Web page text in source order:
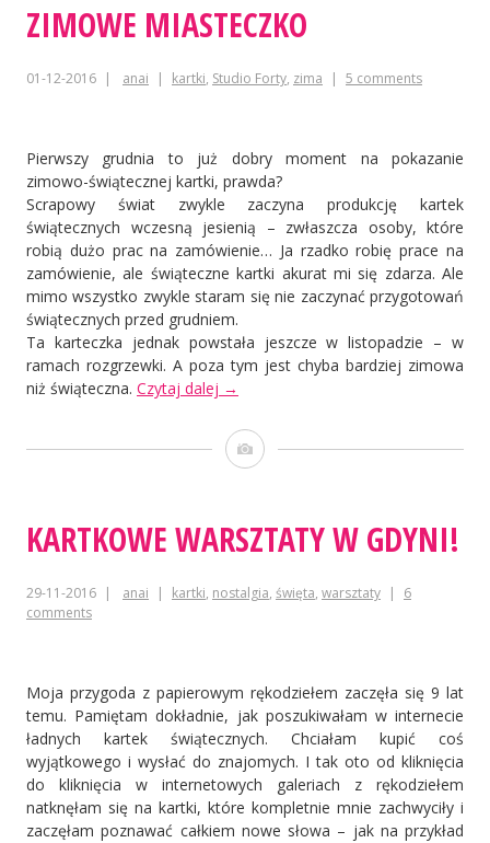
ZIMOWE MIASTECZKO
01-12-2016 anai kartki, Studio Forty, zima 5 comments
Pierwszy grudnia to już dobry moment na pokazanie
zimowo-świątecznej kartki, prawda?
Scrapowy świat zwykle zaczyna produkcję kartek
świątecznych wczesną jesienią – zwłaszcza osoby, które
robią dużo prac na zamówienie… Ja rzadko robię prace na
zamówienie, ale świąteczne kartki akurat mi się zdarza. Ale
mimo wszystko zwykle staram się nie zaczynać przygotowań
świątecznych przed grudniem.
Ta karteczka jednak powstała jeszcze w listopadzie – w
ramach rozgrzewki. A poza tym jest chyba bardziej zimowa
niż świąteczna. Czytaj dalej „Zimowe
→
Obrazek
KARTKOWE WARSZTATY W GDYNI!
29-11-2016 anai kartki, nostalgia, święta, warsztaty
6
comments
Moja przygoda z papierowym rękodziełem zaczęła się 9 lat
temu. Pamiętam dokładnie, jak poszukiwałam w internecie
ładnych kartek świątecznych. Chciałam kupić coś
wyjątkowego i wysłać do znajomych. I tak oto od kliknięcia
do kliknięcia w internetowych galeriach z rękodziełem
natknęłam się na kartki, które kompletnie mnie zachwyciły i
zaczęłam poznawać całkiem nowe słowa – jak na przykład